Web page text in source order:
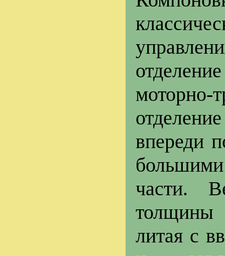
моторно-
впереди
части.
толщины
литая с